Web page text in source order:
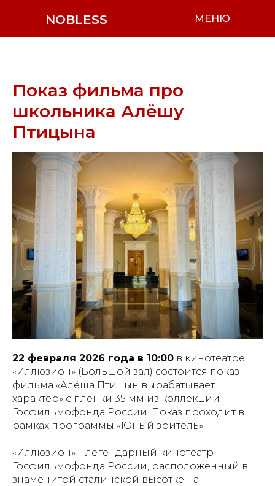
NOBLESS МЕНЮ
Показ фильма про
школьника Алёшу
Птицына
22 февраля 2026 года в 10:00 в кинотеатре
«Иллюзион» (Большой зал) состоится показ
фильма «Алёша Птицын вырабатывает
характер» с плёнки 35 мм из коллекции
Госфильмофонда России. Показ проходит в
рамках программы «Юный зритель».
«Иллюзион» – легендарный кинотеатр
Госфильмофонда России, расположенный в
знаменитой сталинской высотке на